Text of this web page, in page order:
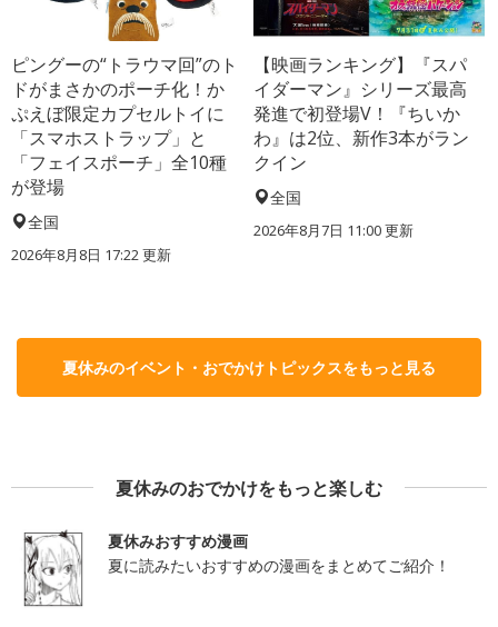
ピングーの“トラウマ回”のト
ドがまさかのポーチ化！か
ぷえぼ限定カプセルトイに
「スマホストラップ」と
「フェイスポーチ」全10種
が登場
全国
2026年8月8日 17:22更新
【映画ランキング】『スパ
イダーマン』シリーズ最高
発進で初登場V！『ちいか
わ』は2位、新作3本がラン
クイン
全国
2026年8月7日 11:00更新
夏休みのイベント・おでかけトピックスをもっと見る
夏休みのおでかけをもっと楽しむ
夏休みおすすめ漫画
夏に読みたいおすすめの漫画をまとめてご紹介！